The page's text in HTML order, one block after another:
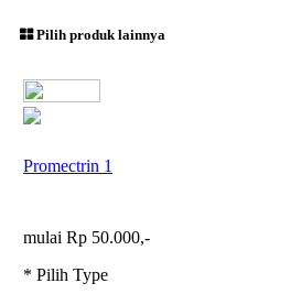
Pilih produk lainnya
Promectrin 1
mulai Rp 50.000,-
* Pilih Type